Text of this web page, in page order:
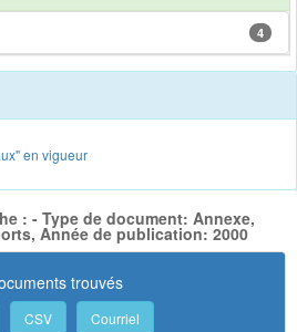
4
en vigueur
: - Type de document: Annexe,
Année de publication: 2000
trouvés
CSV Courriel